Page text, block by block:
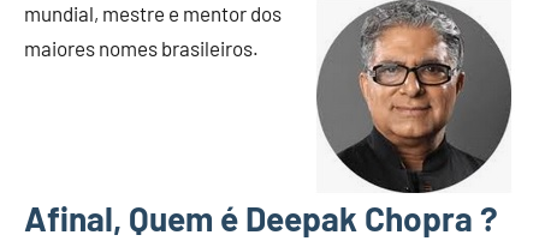
mundial, mestre e mentor dos
maiores nomes brasileiros.
Afinal, Quem é Deepak Chopra ?